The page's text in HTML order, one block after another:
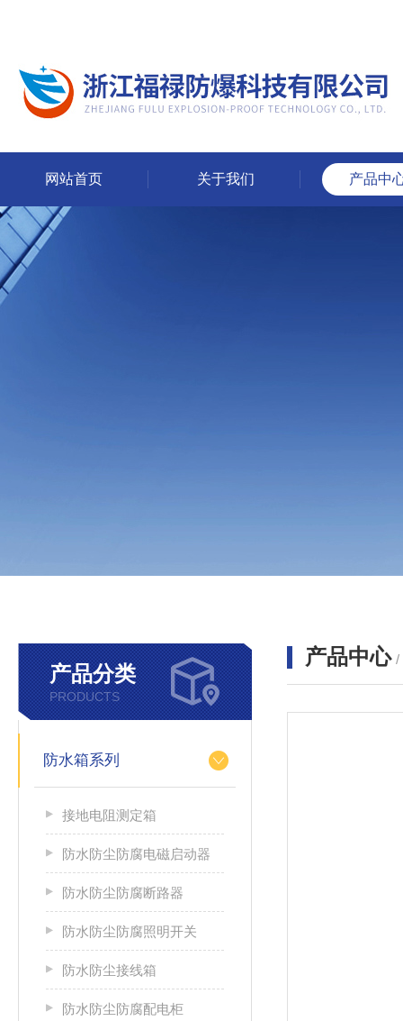
网站首页 关于我们 产品中
产品分类
PRODUCTS
防水箱系列
接地电阻测定箱
防水防尘防腐电磁启动器
防水防尘防腐断路器
防水防尘防腐照明开关
防水防尘接线箱
防水防尘防腐配电柜
产品中心 /